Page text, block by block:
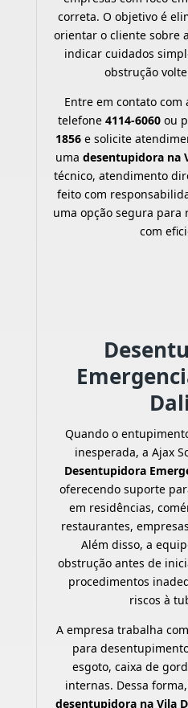
correta. O objetivo é
orientar o cliente sobre
indicar cuidados
obstrução
Entre em contato com
telefone 4114-6060ou
1856e solicite
uma desentupidora na
técnico, atendimento
feito com
uma opção segura
com
Quando o
inesperada, a Ajax
Desentupidora
oferecendo suporte
em residências,
restaurantes,
Além disso, a
obstrução antes de
procedimentos
riscos à
A empresa trabalha
para
esgoto, caixa de
internas. Dessa
desentupidora na Vila